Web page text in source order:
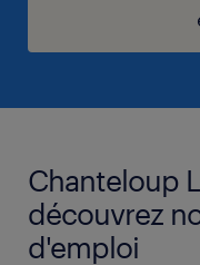
Chanteloup
découvrez
d'emploi